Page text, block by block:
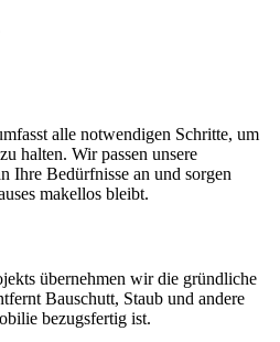
alle notwendigen Schritte, um
halten. Wir passen unsere
Ihre Bedürfnisse an und sorgen
makellos bleibt.
übernehmen wir die gründliche
Bauschutt, Staub und andere
bezugsfertig ist.